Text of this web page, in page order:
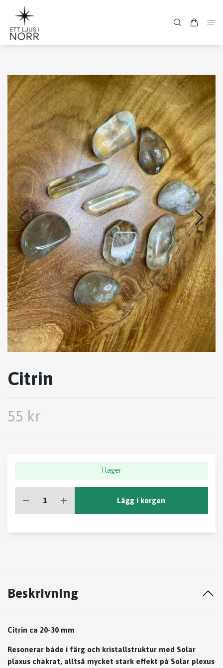
Citrin
55 kr
I lager
Lägg i korgen
Beskrivning
Citrin ca 20-30 mm
Resonerar både i färg och kristallstruktur med Solar
plaxus chakrat, alltså mycket stark effekt på Solar plexus